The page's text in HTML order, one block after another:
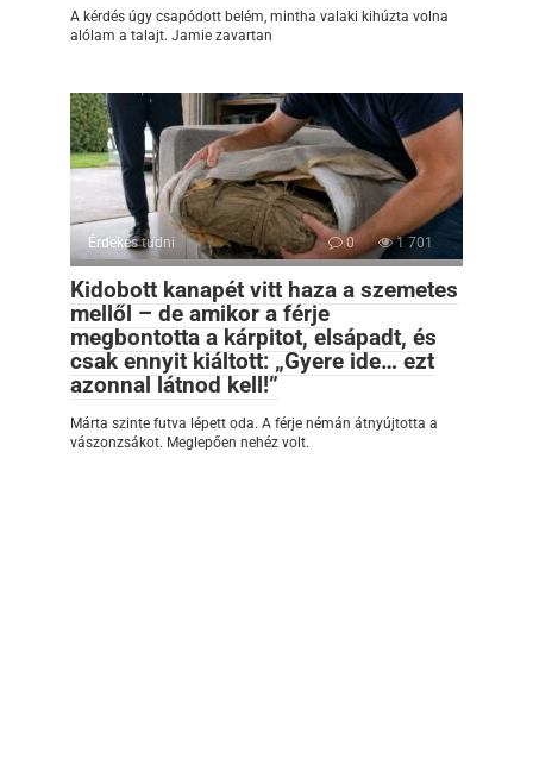
A kérdés úgy csapódott belém, mintha valaki kihúzta volna
alólam a talajt. Jamie zavartan
Érdekes tudni 0 1 701
Kidobott kanapét vitt haza a szemetes
mellől – de amikor a férje
megbontotta a kárpitot, elsápadt, és
csak ennyit kiáltott: „Gyere ide… ezt
azonnal látnod kell!”
Márta szinte futva lépett oda. A férje némán átnyújtotta a
vászonzsákot. Meglepően nehéz volt.